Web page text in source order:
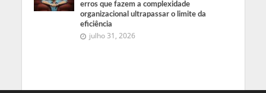
erros que fazem a complexidade
organizacional ultrapassar o limite da
eficiência
julho 31, 2026